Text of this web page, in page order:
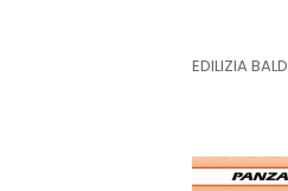
EDILIZIA